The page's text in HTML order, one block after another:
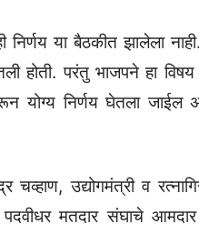
निर्णय या बैठकीत झालेला
होती. परंतु भाजपने हा
योग्य निर्णय घेतला जाईल
चव्हाण, उद्योगमंत्री व
मतदार संघाचे